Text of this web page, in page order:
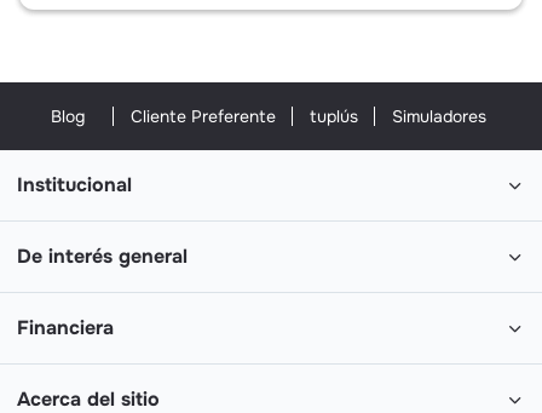
Blog Cliente Preferente tuplús Simuladores
Institucional
De interés general
Financiera
Acerca del sitio